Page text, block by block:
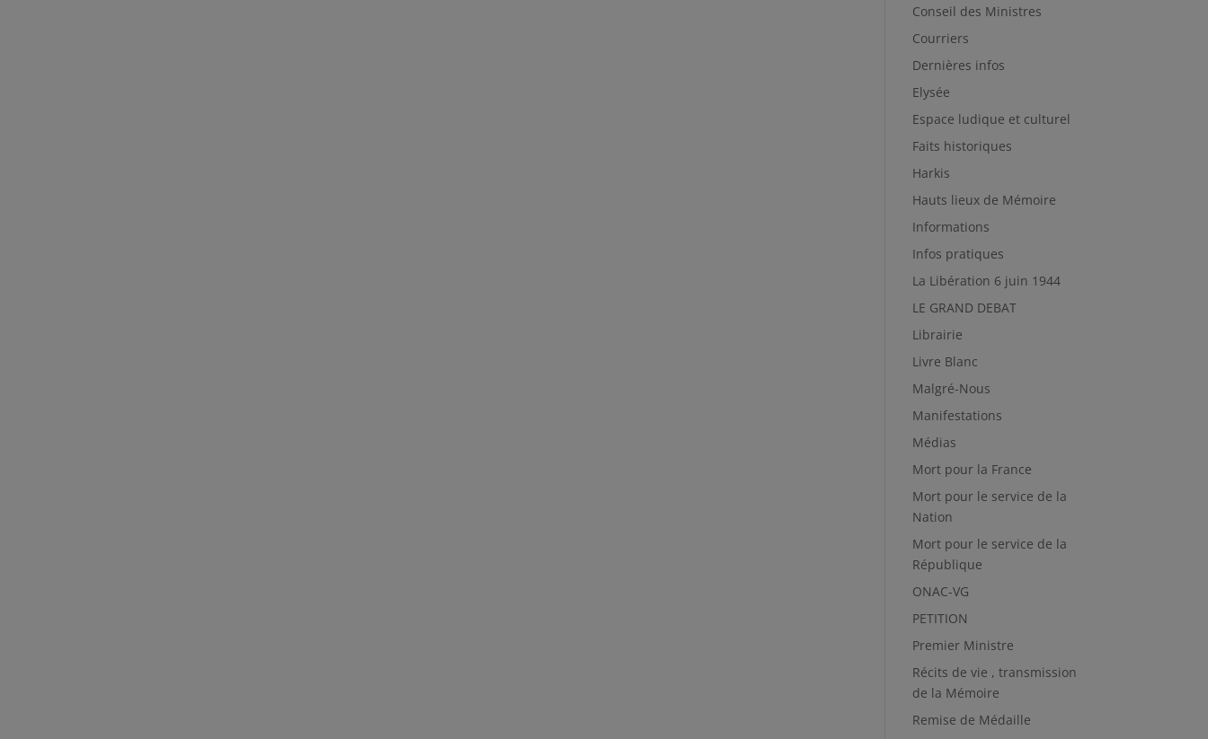
Conseil des Ministres
Courriers
Dernières infos
Elysée
Espace ludique et culturel
Faits historiques
Harkis
Hauts lieux de Mémoire
Informations
Infos pratiques
La Libération 6 juin 1944
LE GRAND DEBAT
Librairie
Livre Blanc
Malgré-Nous
Manifestations
Médias
Mort pour la France
Mort pour le service de la
Nation
Mort pour le service de la
République
ONAC-VG
PETITION
Premier Ministre
Récits de vie , transmission
de la Mémoire
Remise de Médaille